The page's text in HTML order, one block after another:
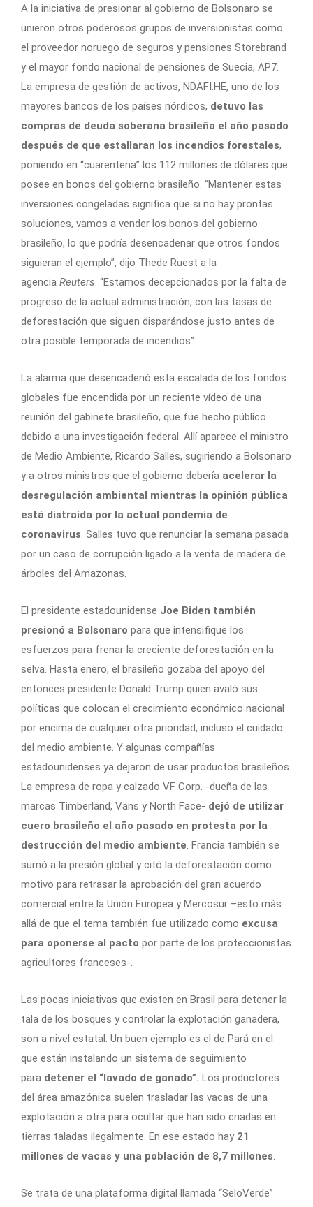
A la iniciativa de presionar al gobierno de Bolsonaro se
unieron otros poderosos grupos de inversionistas como
el proveedor noruego de seguros y pensiones Storebrand
y el mayor fondo nacional de pensiones de Suecia, AP7.
La empresa de gestión de activos, NDAFI.HE, uno de los
mayores bancos de los países nórdicos, detuvo las
compras de deuda soberana brasileña el año pasado
después de que estallaran los incendios forestales,
poniendo en “cuarentena” los 112 millones de dólares que
posee en bonos del gobierno brasileño. “Mantener estas
inversiones congeladas significa que si no hay prontas
soluciones, vamos a vender los bonos del gobierno
brasileño, lo que podría desencadenar que otros fondos
siguieran el ejemplo”, dijo Thede Ruest a la
agencia Reuters . “Estamos decepcionados por la falta de
progreso de la actual administración, con las tasas de
deforestación que siguen disparándose justo antes de
otra posible temporada de incendios”.
La alarma que desencadenó esta escalada de los fondos
globales fue encendida por un reciente vídeo de una
reunión del gabinete brasileño, que fue hecho público
debido a una investigación federal. Allí aparece el ministro
de Medio Ambiente, Ricardo Salles, sugiriendo a Bolsonaro
y a otros ministros que el gobierno debería acelerar la
desregulación ambiental mientras la opinión pública
está distraída por la actual pandemia de
coronavirus . Salles tuvo que renunciar la semana pasada
por un caso de corrupción ligado a la venta de madera de
árboles del Amazonas.
El presidente estadounidense Joe Biden también
presionó a Bolsonaro para que intensifique los
esfuerzos para frenar la creciente deforestación en la
selva. Hasta enero, el brasileño gozaba del apoyo del
entonces presidente Donald Trump quien avaló sus
políticas que colocan el crecimiento económico nacional
por encima de cualquier otra prioridad, incluso el cuidado
del medio ambiente. Y algunas compañías
estadounidenses ya dejaron de usar productos brasileños.
La empresa de ropa y calzado VF Corp. -dueña de las
marcas Timberland, Vans y North Face- dejó de utilizar
cuero brasileño el año pasado en protesta por la
destrucción del medio ambiente . Francia también se
sumó a la presión global y citó la deforestación como
motivo para retrasar la aprobación del gran acuerdo
comercial entre la Unión Europea y Mercosur –esto más
allá de que el tema también fue utilizado como excusa
para oponerse al pacto por parte de los proteccionistas
agricultores franceses-.
Las pocas iniciativas que existen en Brasil para detener la
tala de los bosques y controlar la explotación ganadera,
son a nivel estatal. Un buen ejemplo es el de Pará en el
que están instalando un sistema de seguimiento
para detener el “lavado de ganado”. Los productores
del área amazónica suelen trasladar las vacas de una
explotación a otra para ocultar que han sido criadas en
tierras taladas ilegalmente. En ese estado hay 21
millones de vacas y una población de 8,7 millones
Se trata de una plataforma digital llamada “SeloVerde”